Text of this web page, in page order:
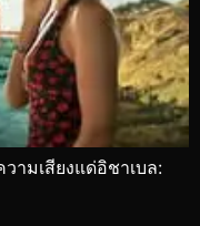
ามเสียงแด่อิชาเบล: